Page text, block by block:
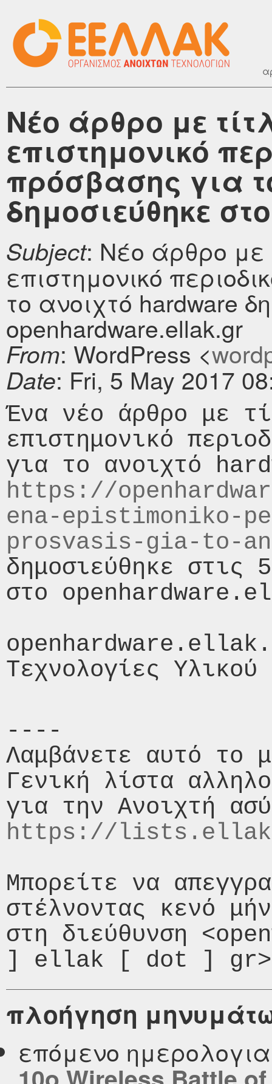
Νέο άρθρο με
επιστημονικό
πρόσβασης για
δημοσιεύθηκε
Subject: Νέο άρθρο με
επιστημονικό
το ανοιχτό hardware
openhardware.ellak.gr
From: WordPress <
Date: Fri, 5 May 2017
Ένα νέο άρθρο με
επιστημονικό
https://
ena-epistimoniko-
prosvasis-gia-to-
δημοσιεύθηκε στις
στο
----
Λαμβάνετε αυτό το
Γενική λίστα
https://
Μπορείτε να
στέλνοντας κενό
στη διεύθυνση
πλοήγηση
επόμενο